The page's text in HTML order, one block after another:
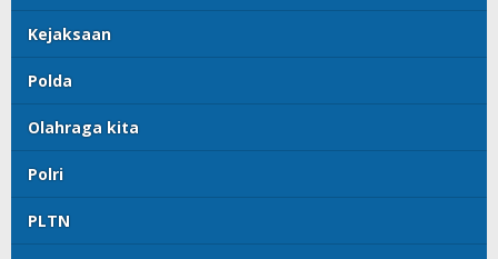
Kejaksaan
Polda
Olahraga kita
Polri
PLTN